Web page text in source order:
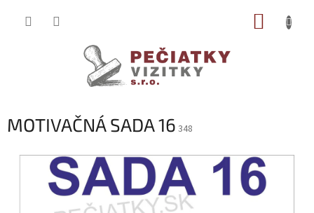
MOTIVAČNÁ SADA 16 348